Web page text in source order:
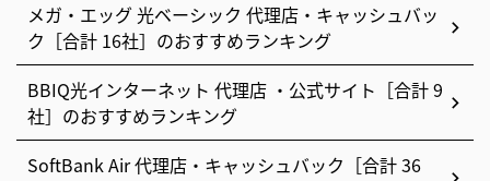
メガ・エッグ 光ベーシック 代理店・キャッシュバッ
ク［合計 16社］のおすすめランキング
BBIQ光インターネット 代理店 ・公式サイト［合計 9
社］のおすすめランキング
SoftBank Air 代理店・キャッシュバック［合計 36